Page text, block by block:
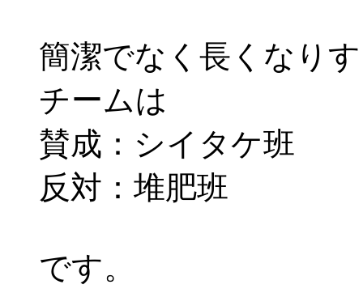
簡潔でなく長くなり
チームは
賛成：シイタケ班
反対：堆肥班
です。